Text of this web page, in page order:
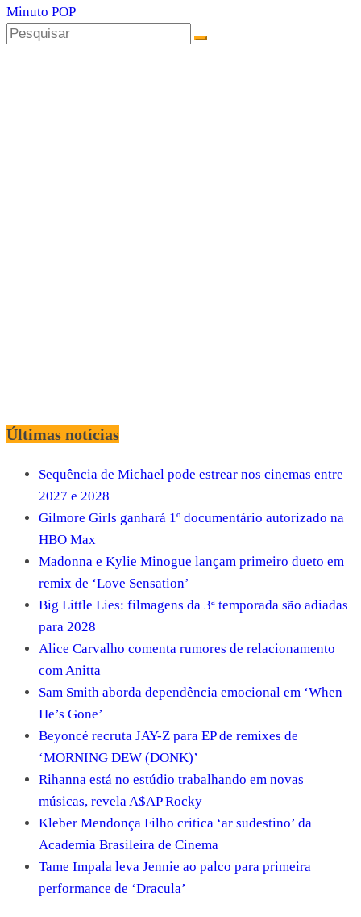
Minuto POP
Últimas notícias
Sequência de Michael pode estrear nos cinemas entre
2027 e 2028
Gilmore Girls ganhará 1º documentário autorizado na
HBO Max
Madonna e Kylie Minogue lançam primeiro dueto em
remix de ‘Love Sensation’
Big Little Lies: filmagens da 3ª temporada são adiadas
para 2028
Alice Carvalho comenta rumores de relacionamento
com Anitta
Sam Smith aborda dependência emocional em ‘When
He’s Gone’
Beyoncé recruta JAY-Z para EP de remixes de
‘MORNING DEW (DONK)’
Rihanna está no estúdio trabalhando em novas
músicas, revela A$AP Rocky
Kleber Mendonça Filho critica ‘ar sudestino’ da
Academia Brasileira de Cinema
Tame Impala leva Jennie ao palco para primeira
performance de ‘Dracula’